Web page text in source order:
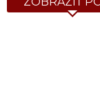
spodná časť)